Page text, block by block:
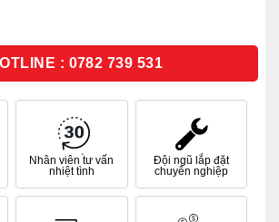
: 0782 739 531
Nhân viên tư vấn
nhiệt tình
Đội ngũ lắp đặt
chuyên nghiệp